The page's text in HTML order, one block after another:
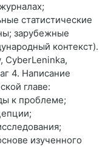
статистические
зарубежные
контекст).
CyberLeninka,
4. Написание
главе:
к проблеме;
изученного